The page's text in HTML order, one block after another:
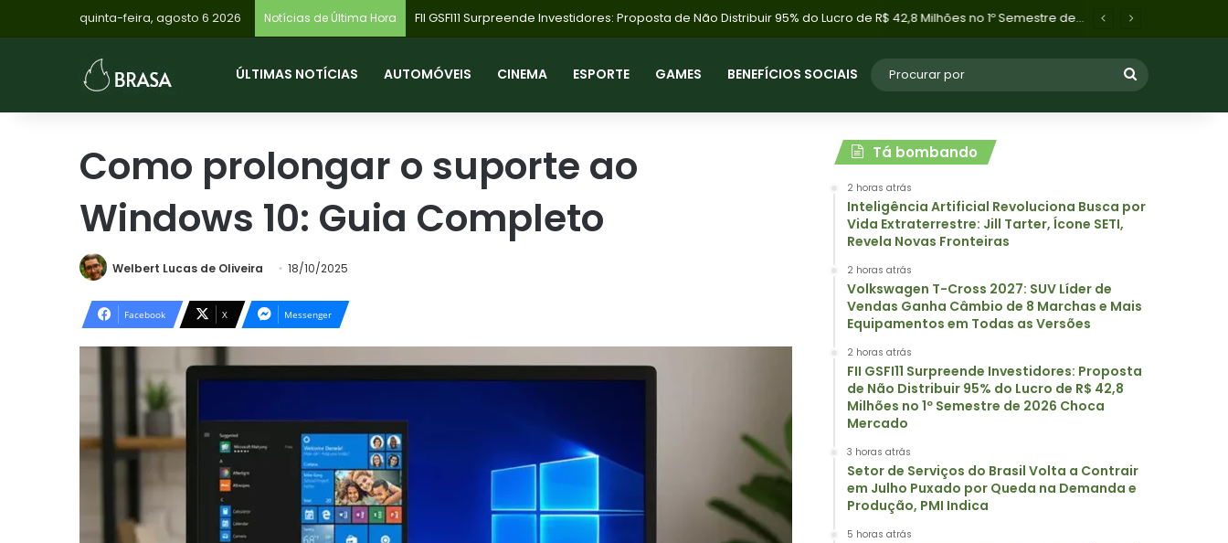
quinta-feira, agosto 6 2026 Notícias de Última Hora FII GSFI11 Surpreende Investidores: Proposta de Não Distribuir 95% do Lucro de R$ 42,8 Milhões no 1º Semestre de 2026 Choca Mercado
ÚLTIMAS NOTÍCIAS AUTOMÓVEIS CINEMA ESPORTE GAMES BENEFÍCIOS SOCIAIS
Como prolongar o suporte ao
Windows 10: Guia Completo
Welbert Lucas de Oliveira 18/10/2025
Facebook X Messenger
Tá bombando
2 horas atrás
Inteligência Artificial Revoluciona Busca por
Vida Extraterrestre: Jill Tarter, Ícone SETI,
Revela Novas Fronteiras
2 horas atrás
Volkswagen T-Cross 2027: SUV Líder de
Vendas Ganha Câmbio de 8 Marchas e Mais
Equipamentos em Todas as Versões
2 horas atrás
FII GSFI11 Surpreende Investidores: Proposta
de Não Distribuir 95% do Lucro de R$ 42,8
Milhões no 1º Semestre de 2026 Choca
Mercado
3 horas atrás
Setor de Serviços do Brasil Volta a Contrair
em Julho Puxado por Queda na Demanda e
Produção, PMI Indica
5 horas atrás